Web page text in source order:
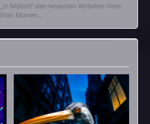
Motion" den neuesten Vorboten ihres
Momen…